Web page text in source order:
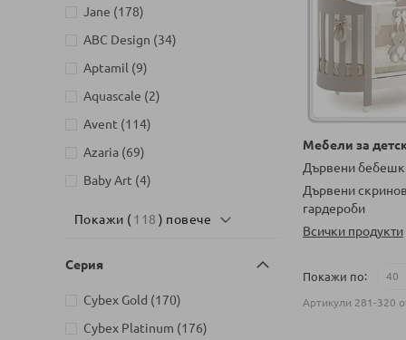
Мебели за
Дървени
Дървени
гардероби
Всички продукти
Покажи по
Артикули 281-320
Йерусалим, бл. 47В, жк. Младост
Jane
178
артикули
ABC Design
34
артикули
Aptamil 9
артикули
Aquascale
2
артикули
Avent
114
артикули
Azaria 69
артикули
Baby Art 4
артикули
Baby MATEX
Baby`s Only
22
артикули
Babybio
77
артикули
Покажи (118 ) повече
Серия
Cybex Gold 170
артикули
Cybex Platinum
176
артикули